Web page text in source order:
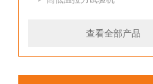
查看全部产品